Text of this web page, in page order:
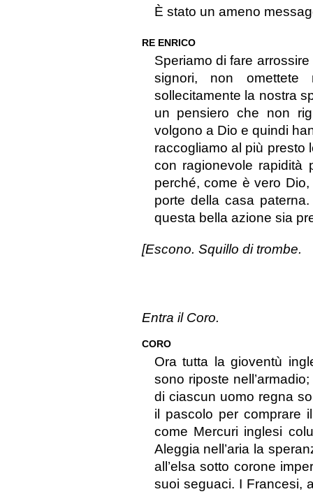
È stato un ameno
RE ENRICO
Speriamo di fare
signori, non omettete
sollecitamente la nostra
un pensiero che non
volgono a Dio e quindi
raccogliamo al più presto
con ragionevole rapidità
perché, come è vero
porte della casa
questa bella azione sia
[Escono. Squillo di trombe.
Entra il Coro.
CORO
Ora tutta la gioventù
sono riposte
di ciascun uomo regna
il pascolo per comprare
come Mercuri inglesi
Aleggia nell’aria la
all’elsa sotto corone
suoi seguaci. I Francesi,